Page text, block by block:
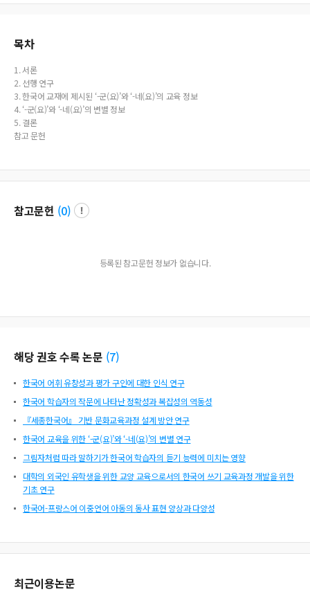
목차
1. 서론
2. 선행 연구
3. 한국어 교재에 제시된 ‘-군(요)’와 ‘-네(요)’의 교육 정보
4. ‘-군(요)’와 ‘-네(요)’의 변별 정보
5. 결론
참고 문헌
참고문헌 (0)
등록된 참고문헌 정보가 없습니다.
해당 권호 수록 논문 (7)
한국어 어휘 유창성과 평가 구인에 대한 인식 연구
한국어 학습자의 작문에 나타난 정확성과 복잡성의 역동성
『세종한국어』 기반 문화교육과정 설계 방안 연구
한국어 교육을 위한 ‘-군(요)’와 ‘-네(요)’의 변별 연구
그림자처럼 따라 말하기가 한국어 학습자의 듣기 능력에 미치는 영향
대학의 외국인 유학생을 위한 교양 교육으로서의 한국어 쓰기 교육과정 개발을 위한
기초 연구
한국어-프랑스어 이중언어 아동의 동사 표현 양상과 다양성
최근이용논문